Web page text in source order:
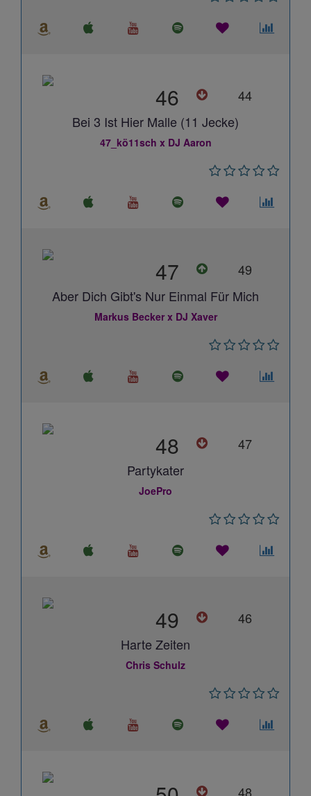
46
44
Bei 3 Ist Hier Malle (11 Jecke)
47_kö11sch x DJ Aaron
47
49
Aber Dich Gibt's Nur Einmal Für Mich
Markus Becker x DJ Xaver
48
47
Partykater
JoePro
49
46
Harte Zeiten
Chris Schulz
48